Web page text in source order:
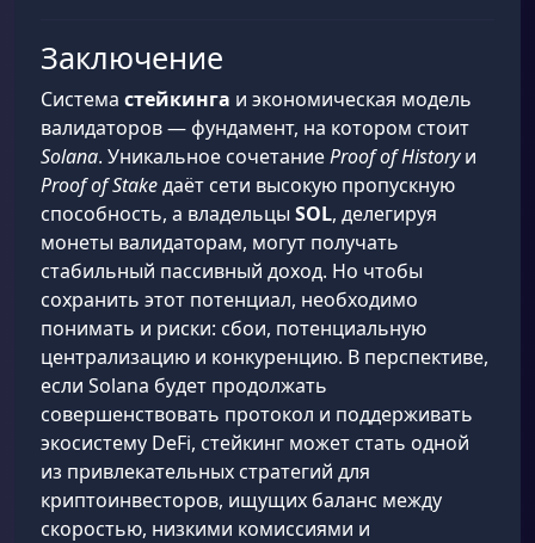
Заключение
Система стейкинга и экономическая модель
валидаторов — фундамент, на котором стоит
Solana. Уникальное сочетаниеProof of Historyи
Proof of Stakeдаёт сети высокую пропускную
способность, а владельцы SOL, делегируя
монеты валидаторам, могут получать
стабильный пассивный доход. Но чтобы
сохранить этот потенциал, необходимо
понимать и риски: сбои, потенциальную
централизацию и конкуренцию. В перспективе,
если Solana будет продолжать
совершенствовать протокол и поддерживать
экосистему DeFi, стейкинг может стать одной
из привлекательных стратегий для
криптоинвесторов, ищущих баланс между
скоростью, низкими комиссиями и